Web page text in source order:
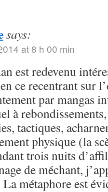
says:
at 8 h 00 min
est redevenu
ce recentrant sur
par mangas
à
tactiques,
physique (la
trois nuits
de méchant,
La métaphore est